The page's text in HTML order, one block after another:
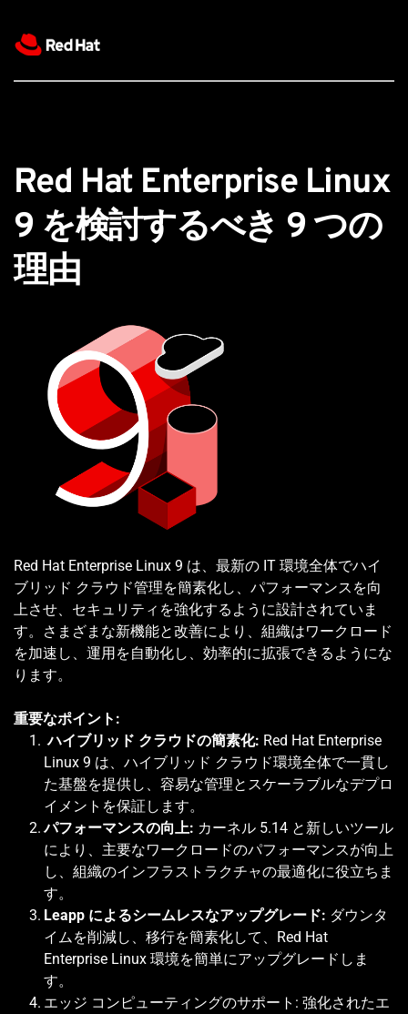
Red Hat Enterprise Linux
9 を検討するべき 9 つの
理由
Red Hat Enterprise Linux 9 は、最新の IT 環境全体でハイ
ブリッド クラウド管理を簡素化し、パフォーマンスを向
上させ、セキュリティを強化するように設計されていま
す。さまざまな新機能と改善により、組織はワークロード
を加速し、運用を自動化し、効率的に拡張できるようにな
ります。
重要なポイント:
ハイブリッド クラウドの簡素化: Red Hat Enterprise
Linux 9 は、ハイブリッド クラウド環境全体で一貫し
た基盤を提供し、容易な管理とスケーラブルなデプロ
イメントを保証します。
パフォーマンスの向上: カーネル 5.14 と新しいツール
により、主要なワークロードのパフォーマンスが向上
し、組織のインフラストラクチャの最適化に役立ちま
す。
Leapp によるシームレスなアップグレード: ダウンタ
イムを削減し、移行を簡素化して、Red Hat
Enterprise Linux 環境を簡単にアップグレードしま
す。
エッジ コンピューティングのサポート: 強化されたエ